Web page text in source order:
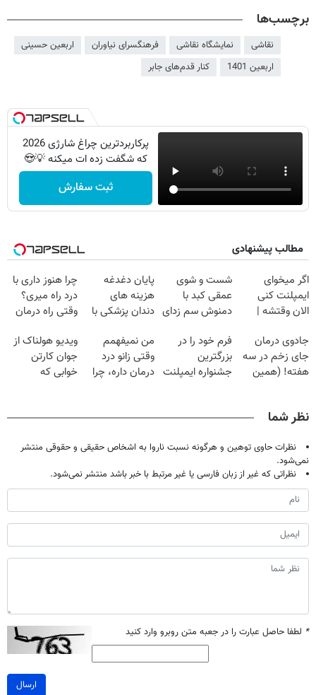
برچسب‌ها
نقاشی نمایشگاه نقاشی فرهنگسرای نیاوران
اربعین حسینی
اربعین 1401
کنار قدم‌های جابر
پرکاربردترین چراغ شارژی 2026
که شگفت زده ات میکنه 💡😍
ثبت سفارش
مطالب پیشنهادی
اگر میخوای
ایمپلنت کنی
الان وقتشه |
میلیون تومان!!!
شست و شوی
عمقی کبد با
دمنوش سم زدای
پایان دغدغه
هزینه های
دندان پزشکی با
خانگی
چرا هنوز داری با
درد راه میری؟
وقتی راه درمان
جادوی درمان
جای زخم در سه
هفته! (همین
فرم خود را در
بزرگترین
جشنواره ایمپلنت
من نمیفهمم
وقتی زانو درد
درمان داره، چرا
ویدیو هولناک از
جوان کارتن
خوابی که
نظر شما
نظرات حاوی توهین و هرگونه نسبت ناروا به اشخاص حقیقی و حقوقی منتشر
نمی‌شود.
نظراتی که غیر از زبان فارسی یا غیر مرتبط با خبر باشد منتشر نمی‌شود.
* لطفا حاصل عبارت را در جعبه متن روبرو وارد کنید
ارسال